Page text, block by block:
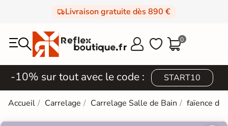
Livraison gratuite dès 890 €
  0
-10% sur tout avec le code : START10
Accueil Carrelage Carrelage Salle de Bain faïence